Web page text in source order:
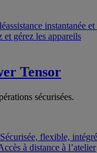
instantanée et
et gérez les appareils
Tensor
sécurisées.
Sécurisée, flexible,
à distance à l’atelier